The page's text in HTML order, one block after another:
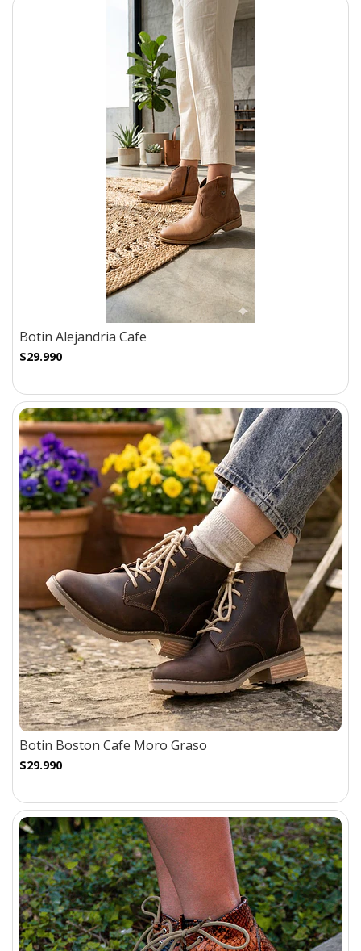
Botin Alejandria Cafe
$29.990
Botin Boston Cafe Moro Graso
$29.990